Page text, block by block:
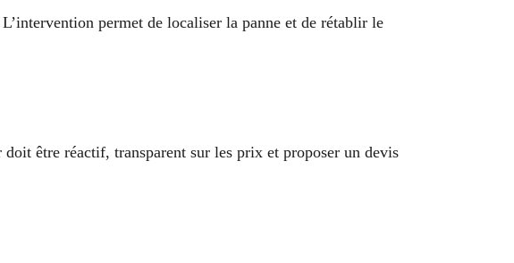
permet de localiser la panne et de rétablir le
être réactif, transparent sur les prix et proposer un devis